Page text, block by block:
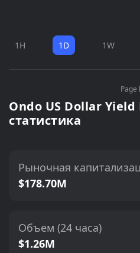
1H 1D 1W
Page
Ondo US Dollar
статистика
Рыночная
$178.70M
Объем (24 часа)
$1.26M